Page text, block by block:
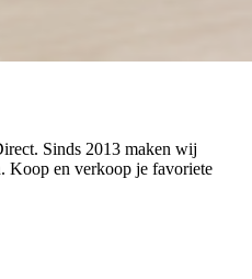
Sinds 2013 maken wij
Koop en verkoop je favoriete